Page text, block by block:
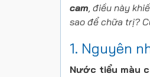
cam, điều này
sao để chữa trị?
1. Nguyên
Nước tiểu màu